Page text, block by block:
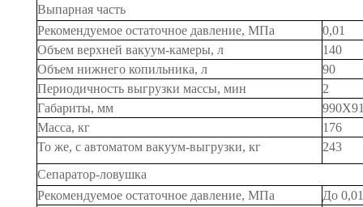
Выпарная часть
Рекомендуемое остаточное давление, МПа
0,01
Объем верхней вакуум-камеры, л
140
Объем нижнего копильника, л
90
Периодичность выгрузки массы, мин
2
Габариты, мм
Масса, кг
176
То же, с автоматом вакуум-выгрузки, кг
243
Сепаратор-ловушка
Рекомендуемое остаточное давление, МПа
До